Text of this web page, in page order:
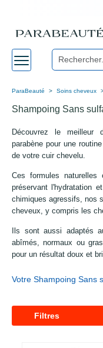
ParaBeauté Soins cheveux
Shampoing Sans
Découvrez le meilleur
parabène pour une
de votre cuir chevelu.
Ces formules
préservant l'hydratation
chimiques agressifs, nos
cheveux, y compris les
Ils sont aussi adaptés
abîmés, normaux ou
pour un résultat doux et
Votre Shampoing Sans
Filtres